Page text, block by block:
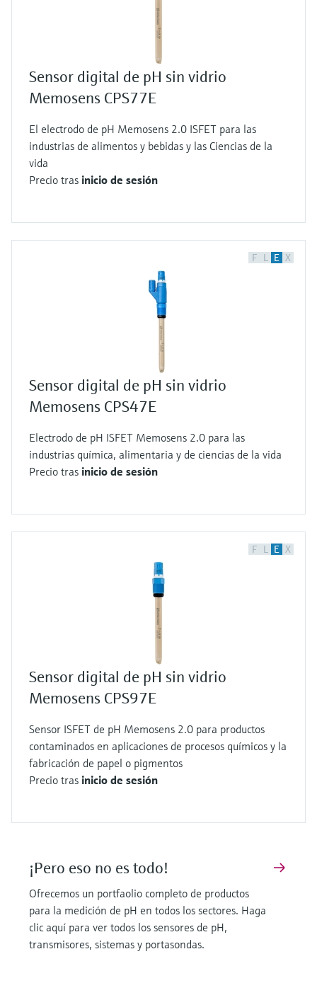
Sensor digital de pH sin vidrio
Memosens CPS77E
El electrodo de pH Memosens 2.0 ISFET para las
industrias de alimentos y bebidas y las Ciencias de la
vida
Precio tras inicio de sesión
F L E X
Sensor digital de pH sin vidrio
Memosens CPS47E
Electrodo de pH ISFET Memosens 2.0 para las
industrias química, alimentaria y de ciencias de la vida
Precio tras inicio de sesión
F L E X
Sensor digital de pH sin vidrio
Memosens CPS97E
Sensor ISFET de pH Memosens 2.0 para productos
contaminados en aplicaciones de procesos químicos y la
fabricación de papel o pigmentos
Precio tras inicio de sesión
¡Pero eso no es todo!
Ofrecemos un portfaolio completo de productos
para la medición de pH en todos los sectores. Haga
clic aquí para ver todos los sensores de pH,
transmisores, sistemas y portasondas.